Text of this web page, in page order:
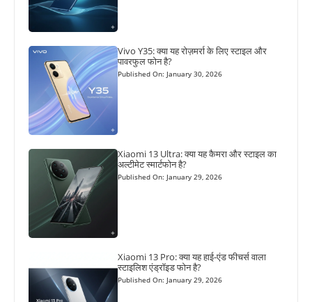
Vivo Y35: क्या यह रोज़मर्रा के लिए स्टाइल और
पावरफुल फोन है?
Published On: January 30, 2026
Xiaomi 13 Ultra: क्या यह कैमरा और स्टाइल का
अल्टीमेट स्मार्टफोन है?
Published On: January 29, 2026
Xiaomi 13 Pro: क्या यह हाई-एंड फीचर्स वाला
स्टाइलिश एंड्रॉइड फोन है?
Published On: January 29, 2026